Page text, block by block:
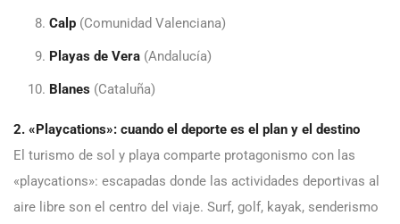
Calp (Comunidad Valenciana)
Playas de Vera (Andalucía)
Blanes (Cataluña)
2. «Playcations»: cuando el deporte es el plan y el destino
El turismo de sol y playa comparte protagonismo con las
«playcations»: escapadas donde las actividades deportivas al
aire libre son el centro del viaje. Surf, golf, kayak, senderismo